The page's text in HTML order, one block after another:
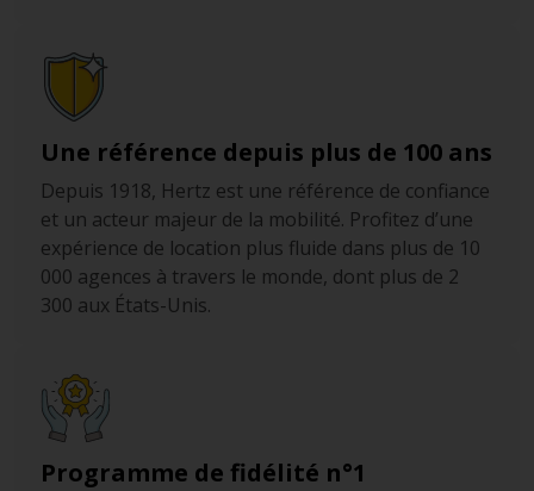
Une référence depuis plus de 100 ans
Depuis 1918, Hertz est une référence de confiance
et un acteur majeur de la mobilité. Profitez d’une
expérience de location plus fluide dans plus de 10
000 agences à travers le monde, dont plus de 2
300 aux États-Unis.
Programme de fidélité n°1